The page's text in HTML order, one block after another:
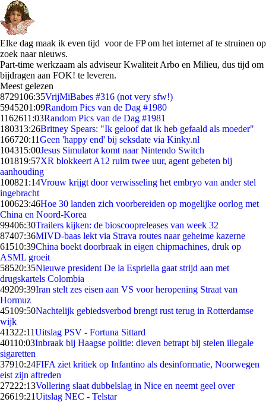
Elke dag maak ik even tijd voor de FP om het internet af te struinen op
zoek naar nieuws.
Part-time werkzaam als adviseur Kwaliteit Arbo en Milieu, dus tijd om
bijdragen aan FOK! te leveren.
Meest gelezen
8729106:35VrijMiBabes #316 (not very sfw!)
5945201:09Random Pics van de Dag #1980
1162611:03Random Pics van de Dag #1981
180313:26Britney Spears: "Ik geloof dat ik heb gefaald als moeder"
166720:11Geen 'happy end' bij seksdate via Kinky.nl
104315:00Jesus Simulator komt naar Nintendo Switch
101819:57XR blokkeert A12 ruim twee uur, agent gebeten bij
aanhouding
100821:14Vrouw krijgt door verwisseling het embryo van ander stel
ingebracht
100623:46Hoe 30 landen zich voorbereiden op mogelijke oorlog met
China en Noord-Korea
99406:30Trailers kijken: de bioscoopreleases van week 32
87407:36MIVD-baas lekt via Strava routes naar geheime kazerne
61510:39China boekt doorbraak in eigen chipmachines, druk op
ASML groeit
58520:35Nieuwe president De la Espriella gaat strijd aan met
drugskartels Colombia
49209:39Iran stelt zes eisen aan VS voor heropening Straat van
Hormuz
45109:50Nachtelijk gebiedsverbod brengt rust terug in Rotterdamse
wijk
41322:11Uitslag PSV - Fortuna Sittard
40110:03Inbraak bij Haagse politie: dieven betrapt bij stelen illegale
sigaretten
37910:24FIFA ziet kritiek op Infantino als desinformatie, Noorwegen
eist zijn aftreden
27222:13Vollering slaat dubbelslag in Nice en neemt geel over
26619:21Uitslag NEC - Telstar